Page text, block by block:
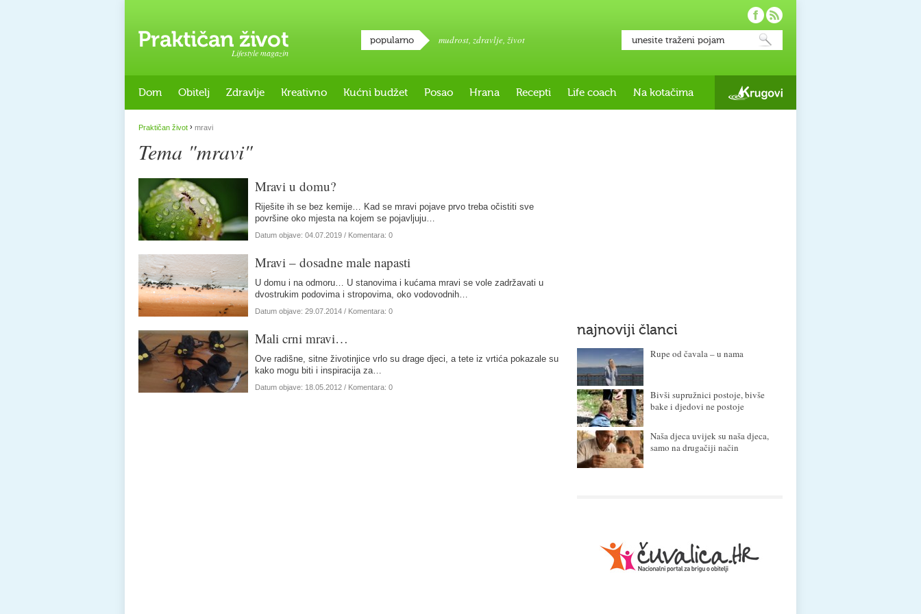
Lifestyle magazin
popularno mudrost, zdravlje, život
Dom Obitelj Zdravlje Kreativno Kućni budžet Posao Hrana Recepti Life coach Na kotačima
Praktičan život › mravi
Tema "mravi"
Mravi u domu?
Riješite ih se bez kemije… Kad se mravi pojave prvo treba očistiti sve
površine oko mjesta na kojem se pojavljuju…
Datum objave: 04.07.2019 / Komentara: 0
Mravi – dosadne male napasti
U domu i na odmoru… U stanovima i kućama mravi se vole zadržavati u
dvostrukim podovima i stropovima, oko vodovodnih…
Datum objave: 29.07.2014 / Komentara: 0
Mali crni mravi…
Ove radišne, sitne životinjice vrlo su drage djeci, a tete iz vrtića pokazale su
kako mogu biti i inspiracija za…
Datum objave: 18.05.2012 / Komentara: 0
najnoviji članci
Rupe od čavala – u nama
Bivši supružnici postoje, bivše
bake i djedovi ne postoje
Naša djeca uvijek su naša djeca,
samo na drugačiji način